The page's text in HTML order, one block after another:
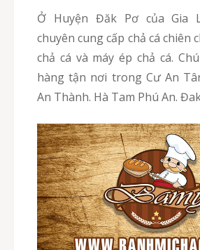
Ở Huyện Đăk Pơ của Gia Lai, chúng tôi
chuyên cung cấp chả cá chiên
chả cá và máy ép chả cá.
hàng tận nơi trong Cư An
An Thành. Hà Tam Phú An.